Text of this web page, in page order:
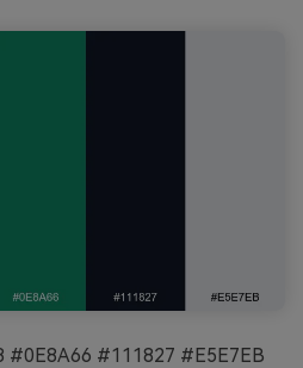
#0E8A66 #111827 #E5E7EB